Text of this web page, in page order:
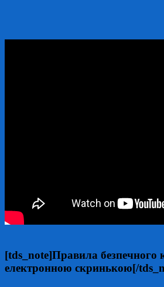
[tds_note]Правила безпечного
електронною скринькою[/